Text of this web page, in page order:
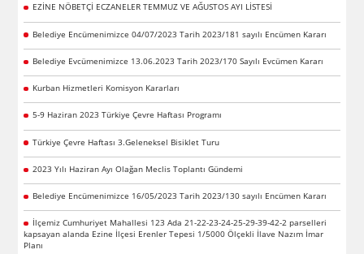
EZİNE NÖBETÇİ ECZANELER TEMMUZ VE AĞUSTOS AYI LİSTESİ
Belediye Encümenimizce 04/07/2023 Tarih 2023/181 sayılı Encümen Kararı
Belediye Evcümenimizce 13.06.2023 Tarih 2023/170 Sayılı Evcümen Kararı
Kurban Hizmetleri Komisyon Kararları
5-9 Haziran 2023 Türkiye Çevre Haftası Programı
Türkiye Çevre Haftası 3.Geleneksel Bisiklet Turu
2023 Yılı Haziran Ayı Olağan Meclis Toplantı Gündemi
Belediye Encümenimizce 16/05/2023 Tarih 2023/130 sayılı Encümen Kararı
İlçemiz Cumhuriyet Mahallesi 123 Ada 21-22-23-24-25-29-39-42-2 parselleri
kapsayan alanda Ezine İlçesi Erenler Tepesi 1/5000 Ölçekli İlave Nazım İmar
Planı